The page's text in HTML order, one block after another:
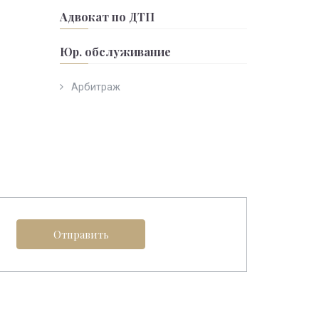
Адвокат по ДТП
Юр. обслуживание
Арбитраж